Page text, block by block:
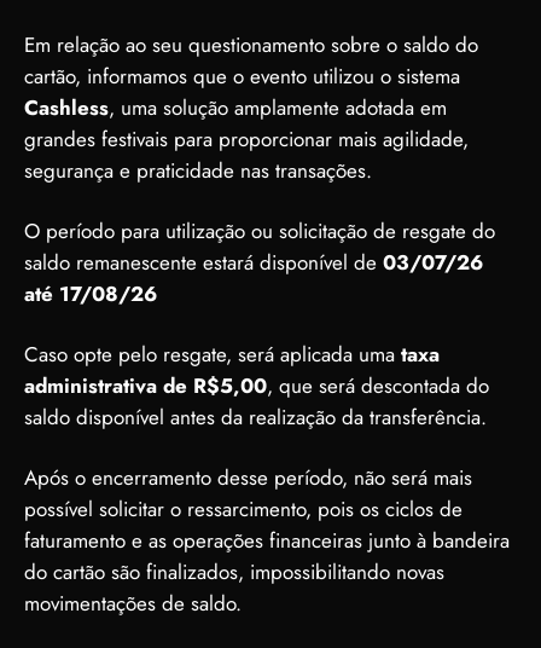
Em relação ao seu questionamento sobre o saldo do
cartão, informamos que o evento utilizou o sistema
Cashless, uma solução amplamente adotada em
grandes festivais para proporcionar mais agilidade,
segurança e praticidade nas transações.
O período para utilização ou solicitação de resgate do
saldo remanescente estará disponível de 03/07/26
até 17/08/26
Caso opte pelo resgate, será aplicada uma taxa
administrativa de R$5,00, que será descontada do
saldo disponível antes da realização da transferência.
Após o encerramento desse período, não será mais
possível solicitar o ressarcimento, pois os ciclos de
faturamento e as operações financeiras junto à bandeira
do cartão são finalizados, impossibilitando novas
movimentações de saldo.